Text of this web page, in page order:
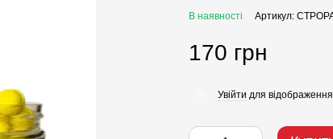
В наявності Артикул:
170 грн
Увійти для